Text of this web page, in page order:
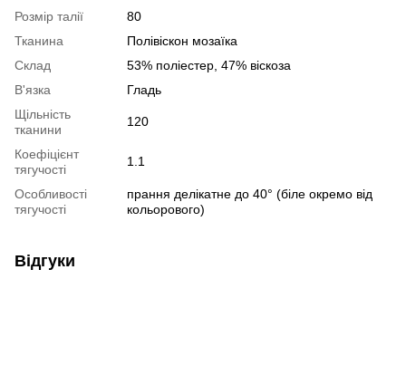
Розмір талії
80
Тканина
Полівіскон мозаїка
Склад
53% поліестер, 47% віскоза
В'язка
Гладь
Щільність
тканини
120
Коефіцієнт
тягучості
1.1
Особливості
тягучості
прання делікатне до 40° (біле окремо від
кольорового)
Відгуки